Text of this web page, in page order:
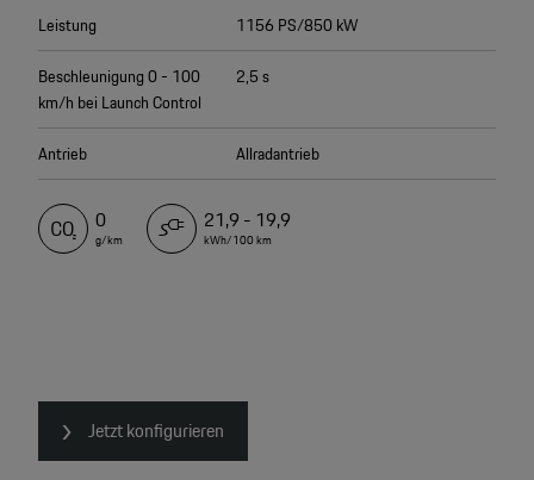
1156 PS/850 kW
Leistung
2,5 s
Beschleunigung 0 - 100
km/h bei Launch Control
Allradantrieb
Antrieb
0
g/km
21,9 - 19,9
kWh/100 km
Jetzt konfigurieren